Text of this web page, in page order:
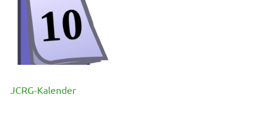
JCRG-Kalender